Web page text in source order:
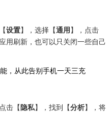
设置】，选择【通用 】，点击
用刷新，也可以只关闭一些自己
击【 隐私】，找到【分析】，将